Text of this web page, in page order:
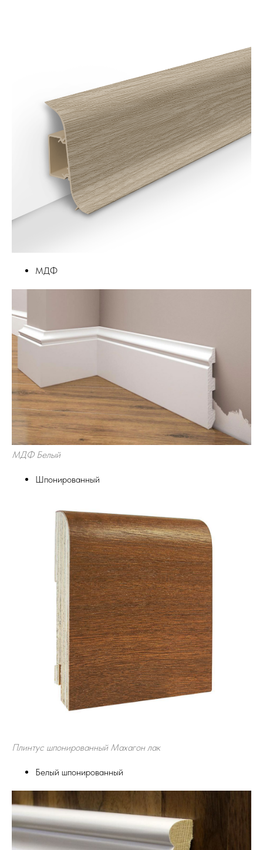
МДФ
МДФ Белый
Шпонированный
Плинтус шпонированный Махагон лак
Белый шпонированный